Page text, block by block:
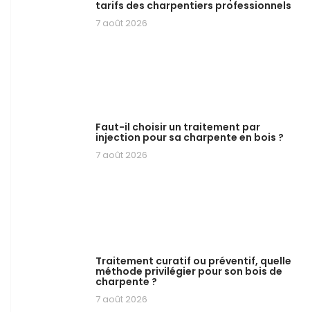
tarifs des charpentiers professionnels
7 août 2026
Faut-il choisir un traitement par
injection pour sa charpente en bois ?
7 août 2026
Traitement curatif ou préventif, quelle
méthode privilégier pour son bois de
charpente ?
7 août 2026